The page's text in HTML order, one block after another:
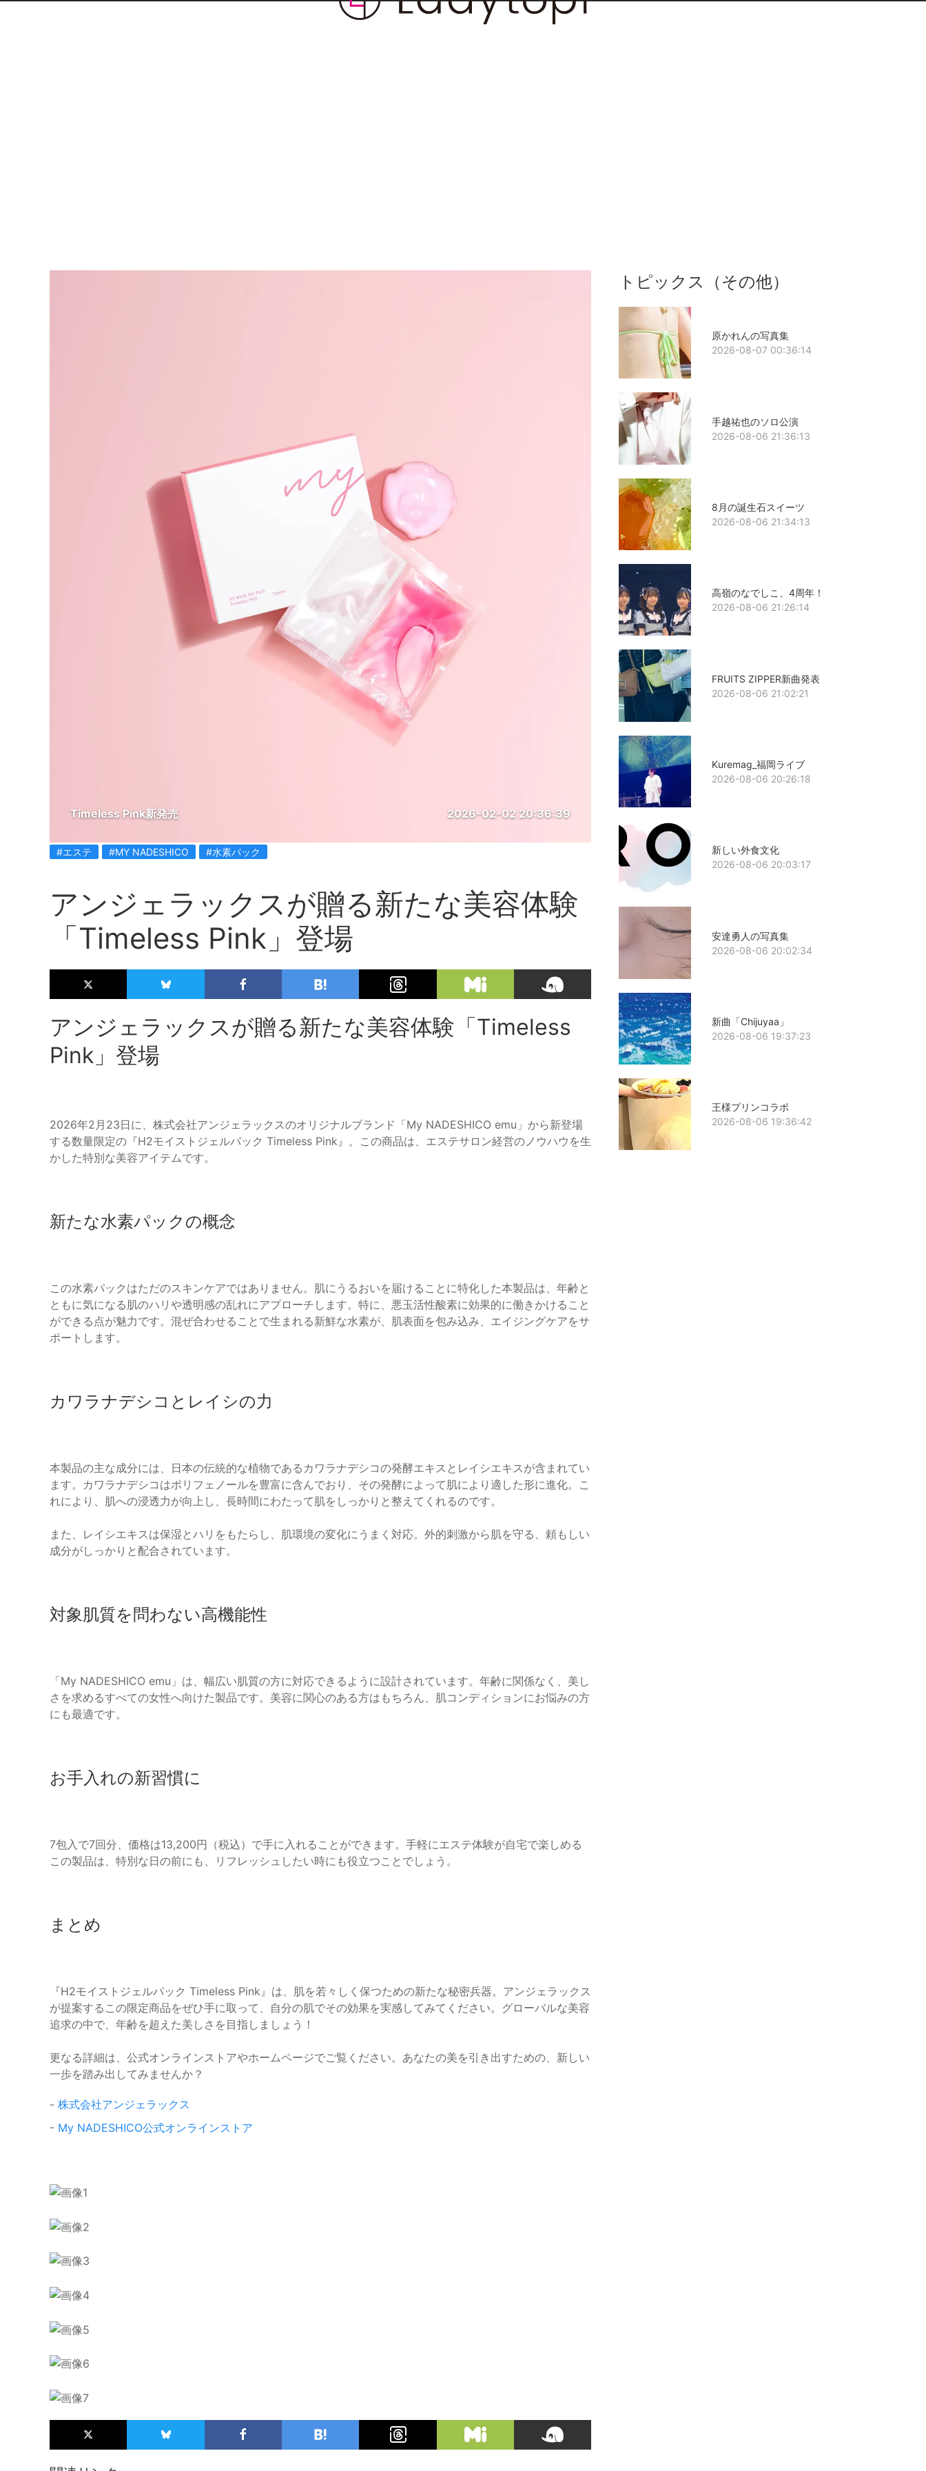
Timeless Pink新発売 2026-02-02 20:36:39
#エステ #MY NADESHICO #水素パック
アンジェラックスが贈る新たな美容体験
「Timeless Pink」登場
アンジェラックスが贈る新たな美容体験「Timeless
Pink」登場
2026年2月23日に、株式会社アンジェラックスのオリジナルブランド「My NADESHICO emu」から新登場
する数量限定の『H2モイストジェルパック Timeless Pink』。この商品は、エステサロン経営のノウハウを生
かした特別な美容アイテムです。
新たな水素パックの概念
この水素パックはただのスキンケアではありません。肌にうるおいを届けることに特化した本製品は、年齢と
ともに気になる肌のハリや透明感の乱れにアプローチします。特に、悪玉活性酸素に効果的に働きかけること
ができる点が魅力です。混ぜ合わせることで生まれる新鮮な水素が、肌表面を包み込み、エイジングケアをサ
ポートします。
カワラナデシコとレイシの力
本製品の主な成分には、日本の伝統的な植物であるカワラナデシコの発酵エキスとレイシエキスが含まれてい
ます。カワラナデシコはポリフェノールを豊富に含んでおり、その発酵によって肌により適した形に進化。こ
れにより、肌への浸透力が向上し、長時間にわたって肌をしっかりと整えてくれるのです。
また、レイシエキスは保湿とハリをもたらし、肌環境の変化にうまく対応。外的刺激から肌を守る、頼もしい
成分がしっかりと配合されています。
対象肌質を問わない高機能性
「My NADESHICO emu」は、幅広い肌質の方に対応できるように設計されています。年齢に関係なく、美し
さを求めるすべての女性へ向けた製品です。美容に関心のある方はもちろん、肌コンディションにお悩みの方
にも最適です。
お手入れの新習慣に
7包入で7回分、価格は13,200円（税込）で手に入れることができます。手軽にエステ体験が自宅で楽しめる
この製品は、特別な日の前にも、リフレッシュしたい時にも役立つことでしょう。
まとめ
『H2モイストジェルパック Timeless Pink』は、肌を若々しく保つための新たな秘密兵器。アンジェラックス
が提案するこの限定商品をぜひ手に取って、自分の肌でその効果を実感してみてください。グローバルな美容
追求の中で、年齢を超えた美しさを目指しましょう！
更なる詳細は、公式オンラインストアやホームページでご覧ください。あなたの美を引き出すための、新しい
一歩を踏み出してみませんか？
- 株式会社アンジェラックス
- My NADESHICO公式オンラインストア
トピックス（その他）
原かれんの写真集
2026-08-07 00:36:14
手越祐也のソロ公演
2026-08-06 21:36:13
8月の誕生石スイーツ
2026-08-06 21:34:13
高嶺のなでしこ、4周年！
2026-08-06 21:26:14
FRUITS ZIPPER新曲発表
2026-08-06 21:02:21
Kuremag_福岡ライブ
2026-08-06 20:26:18
新しい外食文化
2026-08-06 20:03:17
安達勇人の写真集
2026-08-06 20:02:34
新曲「Chijuyaa」
2026-08-06 19:37:23
王様プリンコラボ
2026-08-06 19:36:42